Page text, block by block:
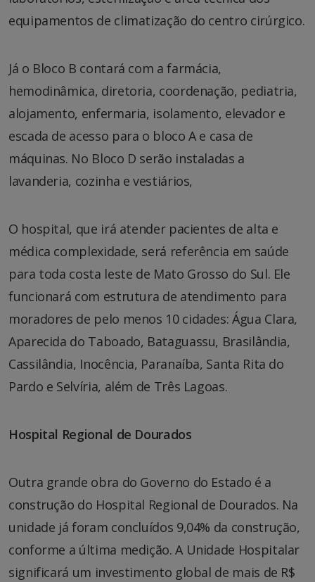
equipamentos de climatização do centro cirúrgico.
Já o Bloco B contará com a farmácia,
hemodinâmica, diretoria, coordenação, pediatria,
alojamento, enfermaria, isolamento, elevador e
escada de acesso para o bloco A e casa de
máquinas. No Bloco D serão instaladas a
lavanderia, cozinha e vestiários,
O hospital, que irá atender pacientes de alta e
médica complexidade, será referência em saúde
para toda costa leste de Mato Grosso do Sul. Ele
funcionará com estrutura de atendimento para
moradores de pelo menos 10 cidades: Água Clara,
Aparecida do Taboado, Bataguassu, Brasilândia,
Cassilândia, Inocência, Paranaíba, Santa Rita do
Pardo e Selvíria, além de Três Lagoas.
Hospital Regional de Dourados
Outra grande obra do Governo do Estado é a
construção do Hospital Regional de Dourados. Na
unidade já foram concluídos 9,04% da construção,
conforme a última medição. A Unidade Hospitalar
significará um investimento global de mais de R$